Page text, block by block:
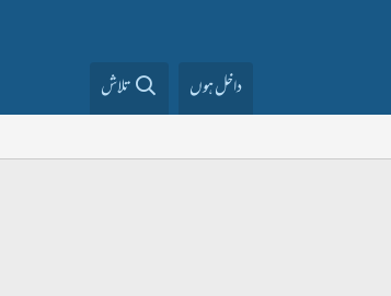
داخل ہوں تلاش